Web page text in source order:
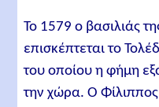
Το 1579 ο βασιλιάς
επισκέπτεται το
του οποίου η φήμη
την χώρα. Ο